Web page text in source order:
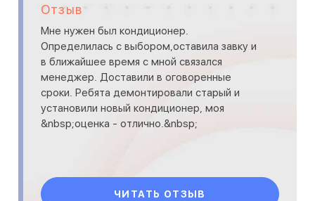
Отзыв
Мне нужен был кондиционер.
Определилась с выбором,оставила завку и
в ближайшее время с мной связался
менеджер. Доставили в оговоренные
сроки. Ребята демонтировали старый и
установили новый кондиционер, моя
&nbsp;оценка - отлично.&nbsp;
ЧИТАТЬ ОТЗЫВ